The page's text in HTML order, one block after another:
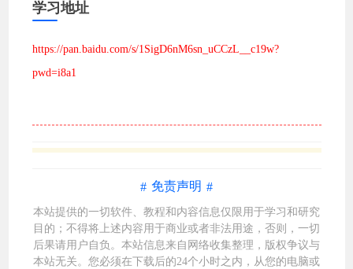
学习地址
https://pan.baidu.com/s/1SigD6nM6sn_uCCzL__c19w?
pwd=i8a1
免责声明
本站提供的一切软件、教程和内容信息仅限用于学习和研究
目的；不得将上述内容用于商业或者非法用途，否则，一切
后果请用户自负。本站信息来自网络收集整理，版权争议与
本站无关。您必须在下载后的24个小时之内，从您的电脑或